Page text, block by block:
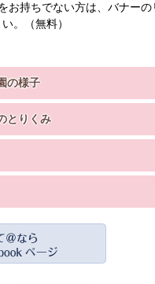
お持ちでない方は、バナーの
。（無料）
の様子
とりくみ